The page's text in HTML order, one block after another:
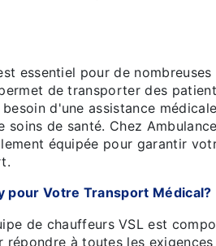
essentiel pour de nombreuses
de transporter des
d'une assistance
de santé. Chez
équipée pour garantir
pour Votre Transport Médical?
de chauffeurs VSL est
à toutes les exigences